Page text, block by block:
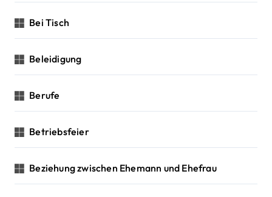
Bei Tisch
Beleidigung
Berufe
Betriebsfeier
Beziehung zwischen Ehemann und Ehefrau